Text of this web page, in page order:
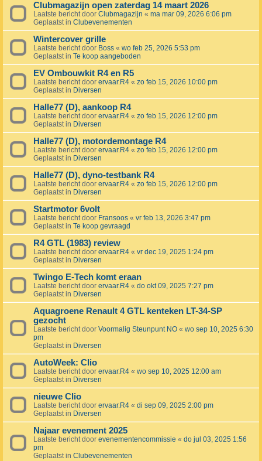
Clubmagazijn open zaterdag 14 maart 2026
Laatste bericht door Clubmagazijn « ma mar 09, 2026 6:06 pm
Geplaatst in Clubevenementen
Wintercover grille
Laatste bericht door Boss « wo feb 25, 2026 5:53 pm
Geplaatst in Te koop aangeboden
EV Ombouwkit R4 en R5
Laatste bericht door ervaar.R4 « zo feb 15, 2026 10:00 pm
Geplaatst in Diversen
Halle77 (D), aankoop R4
Laatste bericht door ervaar.R4 « zo feb 15, 2026 12:00 pm
Geplaatst in Diversen
Halle77 (D), motordemontage R4
Laatste bericht door ervaar.R4 « zo feb 15, 2026 12:00 pm
Geplaatst in Diversen
Halle77 (D), dyno-testbank R4
Laatste bericht door ervaar.R4 « zo feb 15, 2026 12:00 pm
Geplaatst in Diversen
Startmotor 6volt
Laatste bericht door Fransoos « vr feb 13, 2026 3:47 pm
Geplaatst in Te koop gevraagd
R4 GTL (1983) review
Laatste bericht door ervaar.R4 « vr dec 19, 2025 1:24 pm
Geplaatst in Diversen
Twingo E-Tech komt eraan
Laatste bericht door ervaar.R4 « do okt 09, 2025 7:27 pm
Geplaatst in Diversen
Aquagroene Renault 4 GTL kenteken LT-34-SP
gezocht
Laatste bericht door Voormalig Steunpunt NO « wo sep 10, 2025 6:30
pm
Geplaatst in Diversen
AutoWeek: Clio
Laatste bericht door ervaar.R4 « wo sep 10, 2025 12:00 am
Geplaatst in Diversen
nieuwe Clio
Laatste bericht door ervaar.R4 « di sep 09, 2025 2:00 pm
Geplaatst in Diversen
Najaar evenement 2025
Laatste bericht door evenementencommissie « do jul 03, 2025 1:56
pm
Geplaatst in Clubevenementen